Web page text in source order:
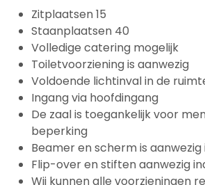
Zitplaatsen 15
Staanplaatsen 40
Volledige catering mogelijk
Toiletvoorziening is aanwezig
Voldoende lichtinval in de
Ingang via hoofdingang
De zaal is toegankelijk voor
beperking
Beamer en scherm is
Flip-over en stiften aanwezig
Wij kunnen alle voorzieningen